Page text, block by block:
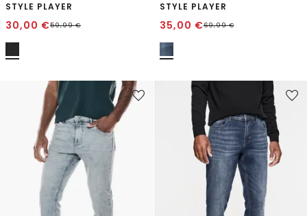
STYLE PLAYER
30,00 €59,99€
STYLE PLAYER
35,00 €69,99€